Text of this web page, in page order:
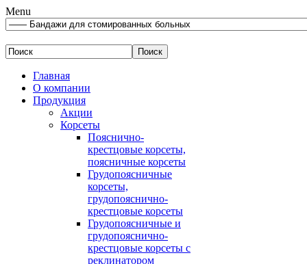
Menu
Главная
О компании
Продукция
Акции
Корсеты
Пояснично-
крестцовые корсеты,
поясничные корсеты
Грудопоясничные
корсеты,
грудопояснично-
крестцовые корсеты
Грудопоясничные и
грудопояснично-
крестцовые корсеты с
реклинатором